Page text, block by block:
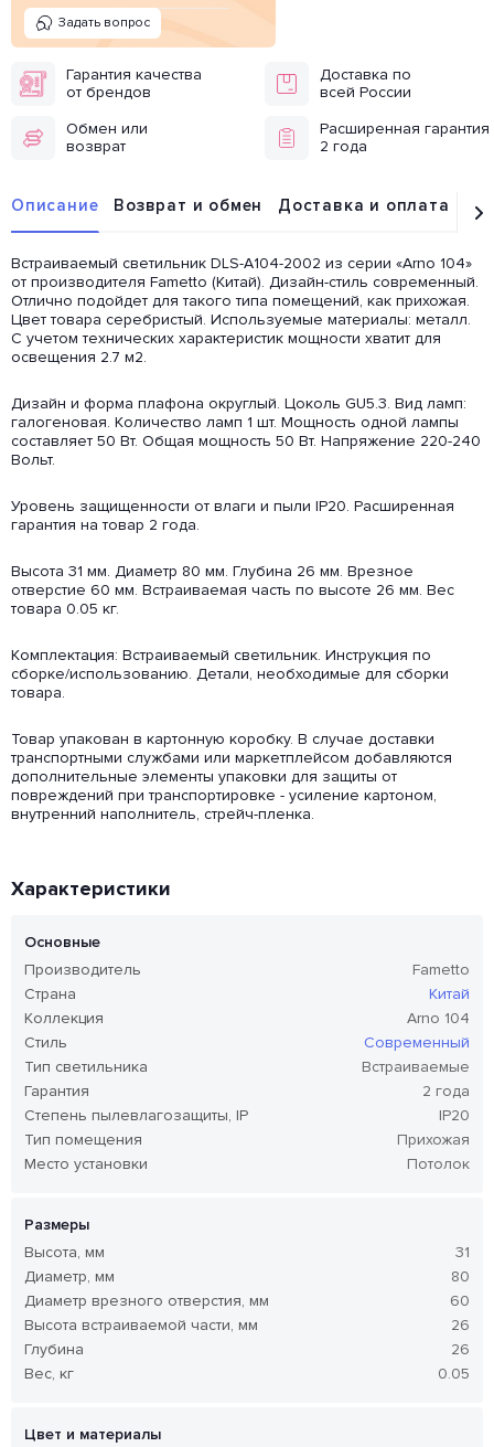
Задать вопрос
Гарантия качества
от брендов
Доставка по
всей России
Обмен или
возврат
Расширенная гарантия
2 года
Описание Возврат и обмен Доставка и оплата
Встраиваемый светильник DLS-A104-2002 из серии «Arno 104»
от производителя Fametto (Китай). Дизайн-стиль современный.
Отлично подойдет для такого типа помещений, как прихожая.
Цвет товара серебристый. Используемые материалы: металл.
С учетом технических характеристик мощности хватит для
освещения 2.7 м2.
Дизайн и форма плафона округлый. Цоколь GU5.3. Вид ламп:
галогеновая. Количество ламп 1 шт. Мощность одной лампы
составляет 50 Вт. Общая мощность 50 Вт. Напряжение 220-240
Вольт.
Уровень защищенности от влаги и пыли IP20. Расширенная
гарантия на товар 2 года.
Высота 31 мм. Диаметр 80 мм. Глубина 26 мм. Врезное
отверстие 60 мм. Встраиваемая часть по высоте 26 мм. Вес
товара 0.05 кг.
Комплектация: Встраиваемый светильник. Инструкция по
сборке/использованию. Детали, необходимые для сборки
товара.
Товар упакован в картонную коробку. В случае доставки
транспортными службами или маркетплейсом добавляются
дополнительные элементы упаковки для защиты от
повреждений при транспортировке - усиление картоном,
внутренний наполнитель, стрейч-пленка.
Характеристики
Основные
Производитель
Fametto
Страна
Китай
Коллекция
Arno 104
Стиль
Современный
Тип светильника
Встраиваемые
Гарантия
2 года
Степень пылевлагозащиты, IP
IP20
Тип помещения
Прихожая
Место установки
Потолок
Размеры
Высота, мм
31
Диаметр, мм
80
Диаметр врезного отверстия, мм
60
Высота встраиваемой части, мм
26
Глубина
26
Вес, кг
0.05
Цвет и материалы